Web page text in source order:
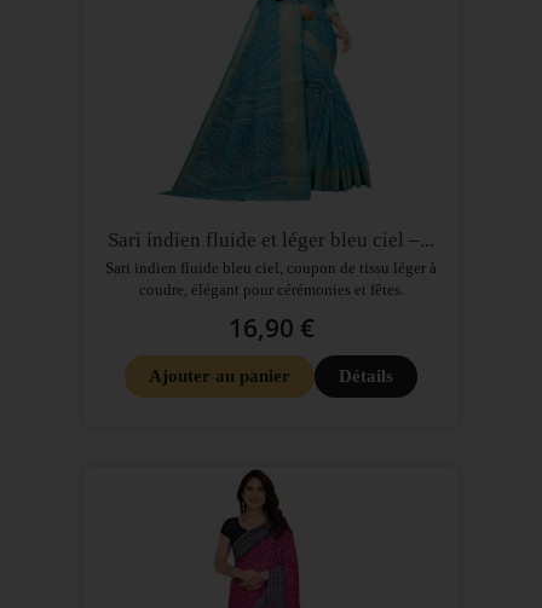
Sari indien fluide et léger bleu ciel –...
Sari indien fluide bleu ciel, coupon de tissu léger à
coudre, élégant pour cérémonies et fêtes.
16,90 €
Ajouter au panier Détails